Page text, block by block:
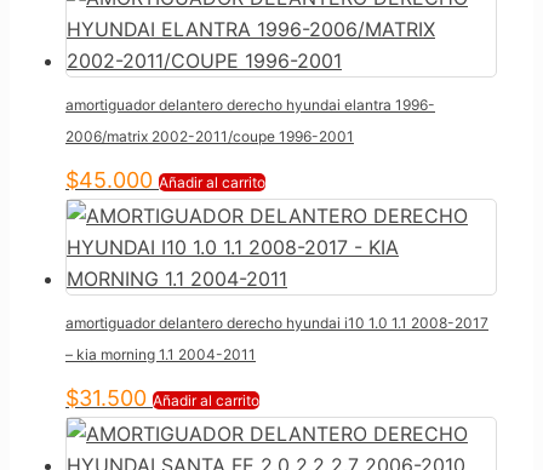
amortiguador delantero derecho hyundai elantra 1996-
2006/matrix 2002-2011/coupe 1996-2001
$45.000 Añadir al carrito
amortiguador delantero derecho hyundai i10 1.0 1.1 2008-2017
– kia morning 1.1 2004-2011
$31.500 Añadir al carrito